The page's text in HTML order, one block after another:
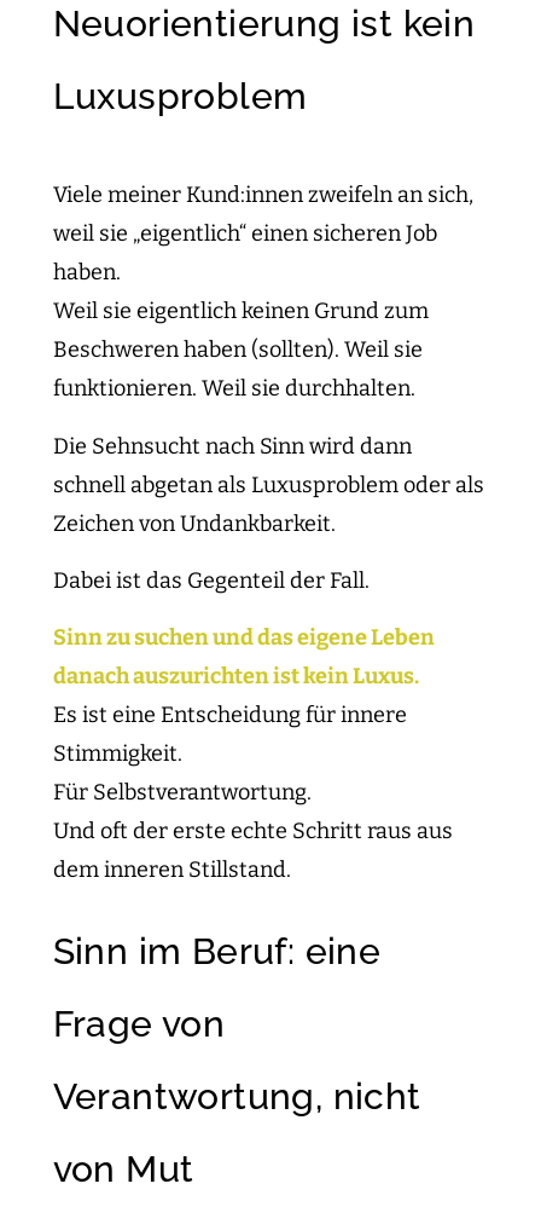
Neuorientierung ist kein
Luxusproblem
Viele meiner Kund:innen zweifeln an sich,
weil sie „eigentlich“ einen sicheren Job
haben.
Weil sie eigentlich keinen Grund zum
Beschweren haben (sollten). Weil sie
funktionieren. Weil sie durchhalten.
Die Sehnsucht nach Sinn wird dann
schnell abgetan als Luxusproblem oder als
Zeichen von Undankbarkeit.
Dabei ist das Gegenteil der Fall.
Sinn zu suchen und das eigene Leben
danach auszurichten ist kein Luxus.
Es ist eine Entscheidung für innere
Stimmigkeit.
Für Selbstverantwortung.
Und oft der erste echte Schritt raus aus
dem inneren Stillstand.
Sinn im Beruf: eine
Frage von
Verantwortung, nicht
von Mut